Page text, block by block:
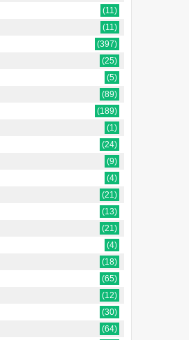
(11)
(11)
(397)
(25)
(5)
(89)
(189)
(1)
(24)
(9)
(4)
(21)
(13)
(21)
(4)
(18)
(65)
(12)
(30)
(64)